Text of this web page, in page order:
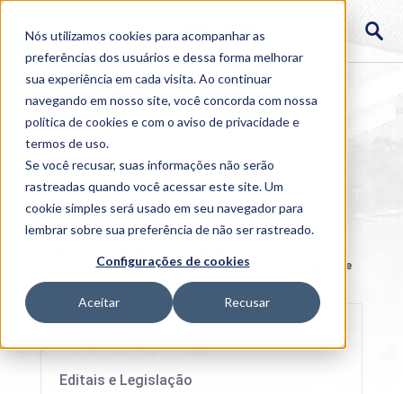
Nós utilizamos cookies para acompanhar as
preferências dos usuários e dessa forma melhorar
sua experiência em cada visita. Ao continuar
navegando em nosso site, você concorda com nossa
política de cookies e com o aviso deprivacidade e
termos de uso.
Se você recusar, suas informações não serão
rastreadas quando você acessar este site. Um
cookie simples será usado em seu navegador para
lembrar sobre sua preferência de não ser rastreado.
Configurações de cookies
Aceitar Recusar
Extensionistas da Uniube >Atlas Fotográfico Digital de
Anatomia Humana
Editais e Legislação